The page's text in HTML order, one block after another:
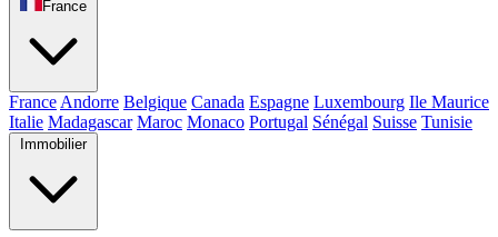
France
France Andorre Belgique Canada Espagne Luxembourg Ile Maurice
Italie Madagascar Maroc Monaco Portugal Sénégal Suisse Tunisie
Immobilier